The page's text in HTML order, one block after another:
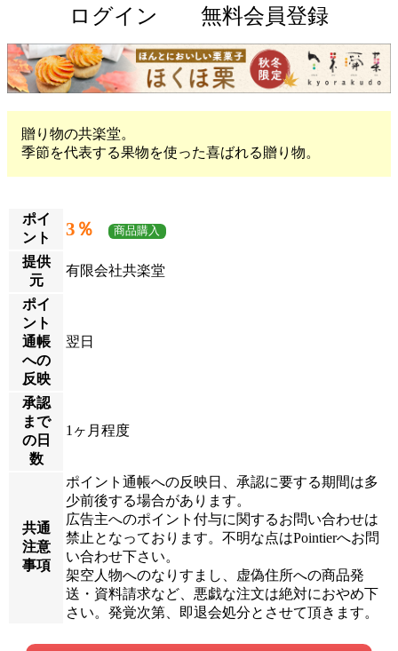
ログイン 無料会員登録
贈り物の共楽堂。
季節を代表する果物を使った喜ばれる贈り物。
ポイ
ント
3％ 商品購入
提供
元
有限会社共楽堂
ポイ
ント
通帳
への
反映
翌日
承認
まで
の日
数
1ヶ月程度
共通
注意
事項
ポイント通帳への反映日、承認に要する期間は多
少前後する場合があります。
広告主へのポイント付与に関するお問い合わせは
禁止となっております。不明な点はPointierへお問
い合わせ下さい。
架空人物へのなりすまし、虚偽住所への商品発
送・資料請求など、悪戯な注文は絶対におやめ下
さい。発覚次第、即退会処分とさせて頂きます。